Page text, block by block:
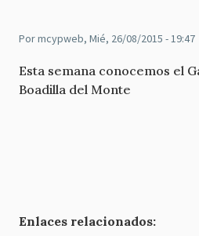
Pormcypweb, Mié, 26/08/2015 - 19:47
Esta semana conocemos el
Boadilla del Monte
Enlaces relacionados: